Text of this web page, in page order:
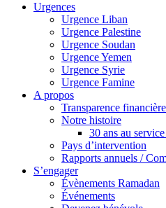
Urgences
Urgence Liban
Urgence Palestine
Urgence Soudan
Urgence Yemen
Urgence Syrie
Urgence Famine
A propos
Transparence financière
Notre histoire
30 ans au
Pays d’intervention
Rapports annuels /
S’engager
Évènements Ramadan
Événements